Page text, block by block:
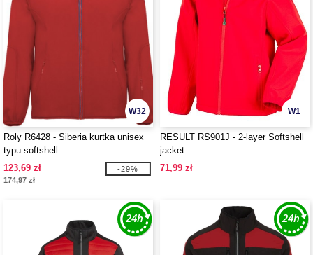
W32
Roly R6428 - Siberia kurtka unisex
typu softshell
123,69 zł
174,97 zł
-29%
W1
RESULT RS901J - 2-layer Softshell
jacket.
71,99 zł